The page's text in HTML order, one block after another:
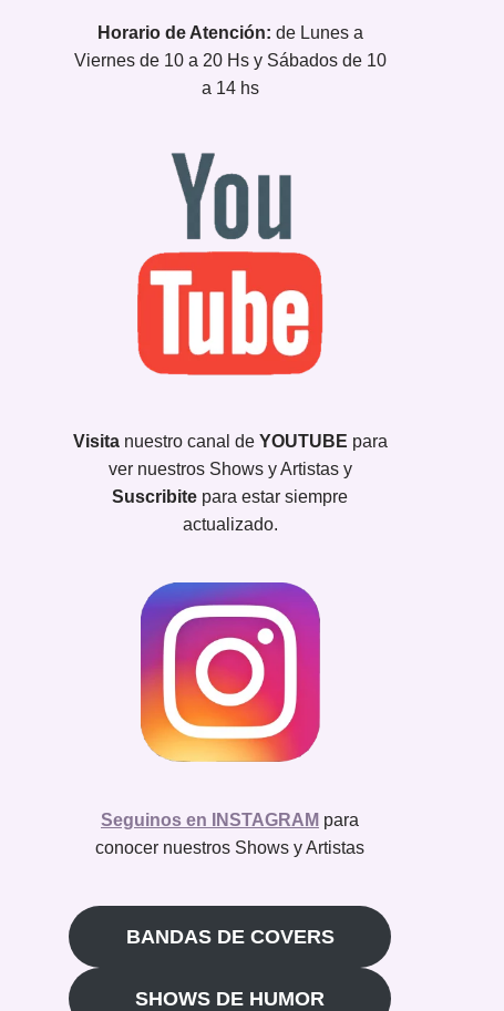
Horario de Atención: de Lunes a
Viernes de 10 a 20 Hs y Sábados de 10
a 14 hs
Visita nuestro canal de YOUTUBE para
ver nuestros Shows y Artistas y
Suscribite para estar siempre
actualizado.
Seguinos en INSTAGRAM para
conocer nuestros Shows y Artistas
BANDAS DE COVERS
SHOWS DE HUMOR